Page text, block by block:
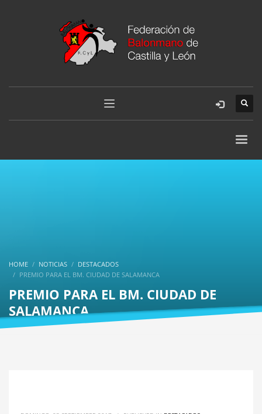
HOME NOTICIAS
DESTACADOS
PREMIO PARA EL BM. CIUDAD DE SALAMANCA
PREMIO PARA EL BM. CIUDAD DE
SALAMANCA